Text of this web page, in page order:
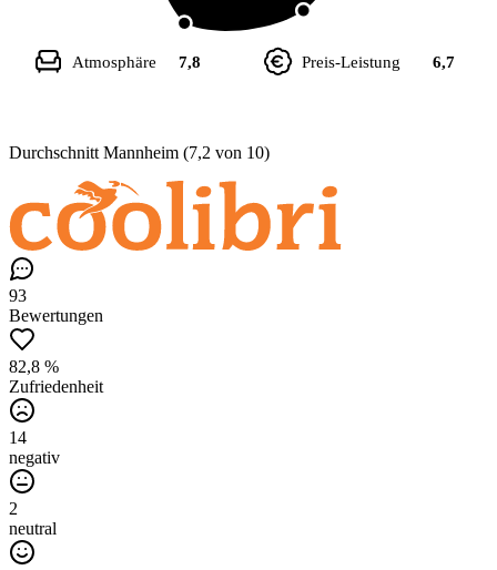
Preis-Leistung 6,7
Atmosphäre 7,8
Durchschnitt Mannheim (7,2 von 10)
93
Bewertungen
82,8 %
Zufriedenheit
14
negativ
2
neutral